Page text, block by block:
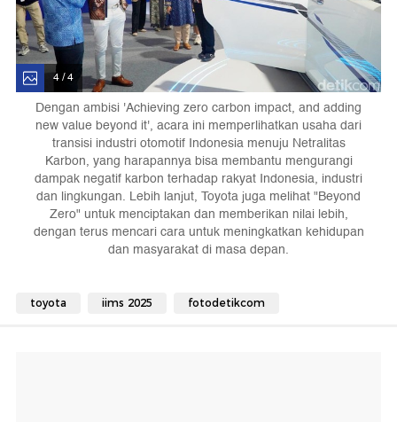
4 / 4
Dengan ambisi 'Achieving zero carbon impact, and adding
new value beyond it', acara ini memperlihatkan usaha dari
transisi industri otomotif Indonesia menuju Netralitas
Karbon, yang harapannya bisa membantu mengurangi
dampak negatif karbon terhadap rakyat Indonesia, industri
dan lingkungan. Lebih lanjut, Toyota juga melihat "Beyond
Zero" untuk menciptakan dan memberikan nilai lebih,
dengan terus mencari cara untuk meningkatkan kehidupan
dan masyarakat di masa depan.
toyota iims 2025 fotodetikcom